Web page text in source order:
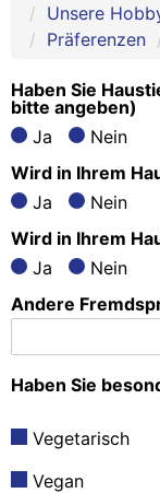
Unsere
Präferenzen
Haben Sie
bitte angeben)
Ja
Nein
Wird in Ihrem
Ja
Nein
Wird in Ihrem
Ja
Nein
Andere
Haben Sie
Vegetarisch
Vegan